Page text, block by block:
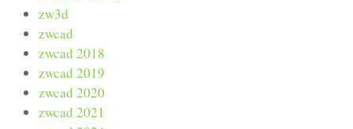
zw3d
zwcad
zwcad 2018
zwcad 2019
zwcad 2020
zwcad 2021